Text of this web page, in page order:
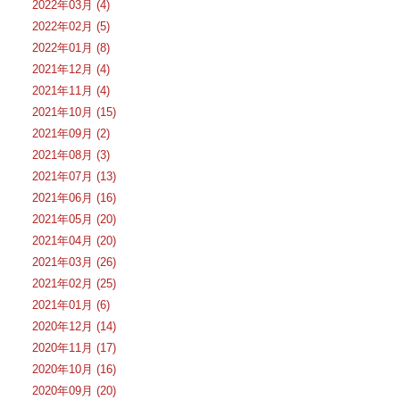
2022年03月 (4)
2022年02月 (5)
2022年01月 (8)
2021年12月 (4)
2021年11月 (4)
2021年10月 (15)
2021年09月 (2)
2021年08月 (3)
2021年07月 (13)
2021年06月 (16)
2021年05月 (20)
2021年04月 (20)
2021年03月 (26)
2021年02月 (25)
2021年01月 (6)
2020年12月 (14)
2020年11月 (17)
2020年10月 (16)
2020年09月 (20)